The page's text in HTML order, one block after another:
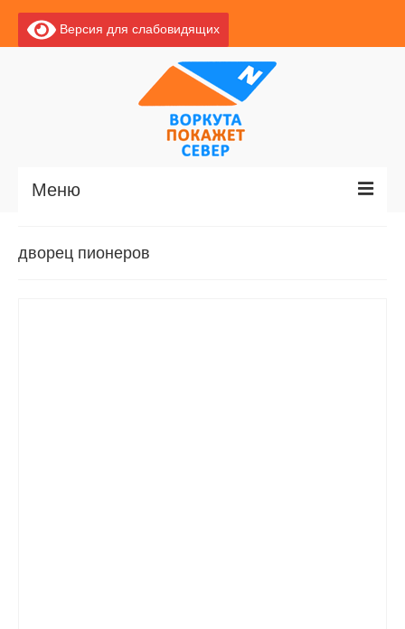
Версия для слабовидящих
Меню
дворец пионеров